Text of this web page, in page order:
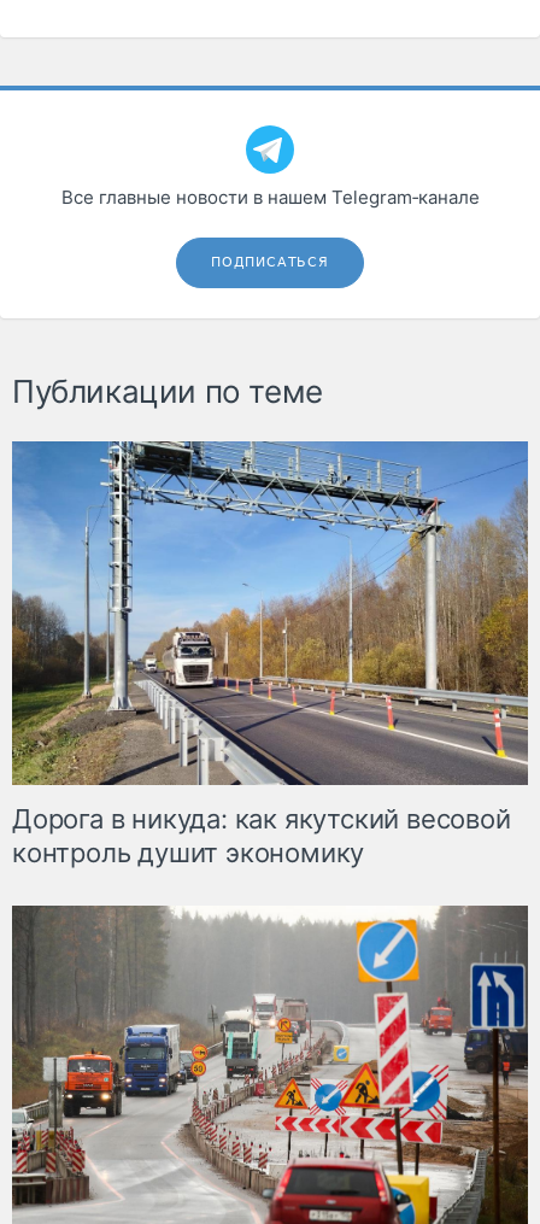
Все главные новости в нашем Telegram‑канале
ПОДПИСАТЬСЯ
Публикации по теме
Дорога в никуда: как якутский весовой
контроль душит экономику